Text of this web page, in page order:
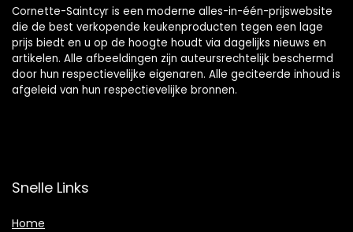
Cornette-Saintcyr is een moderne alles-in-één-prijswebsite
die de best verkopende keukenproducten tegen een lage
prijs biedt en u op de hoogte houdt via dagelijks nieuws en
artikelen. Alle afbeeldingen zijn auteursrechtelijk beschermd
door hun respectievelijke eigenaren. Alle geciteerde inhoud is
afgeleid van hun respectievelijke bronnen.
Snelle Links
Home